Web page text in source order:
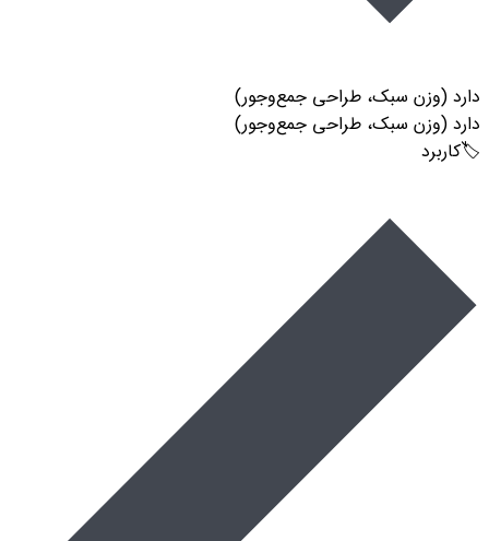
دارد (وزن سبک، طراحی جمع‌وجور)
دارد (وزن سبک، طراحی جمع‌وجور)
🏷️کاربرد